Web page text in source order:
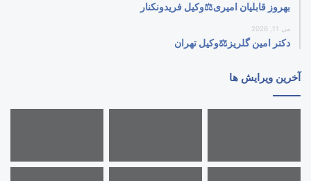
بهروز قابلیان امیری⚖️وکیل فریدونکنار
می 11, 2026
دکتر امین گلریز⚖️وکیل تهران
آخرین ویرایش ها